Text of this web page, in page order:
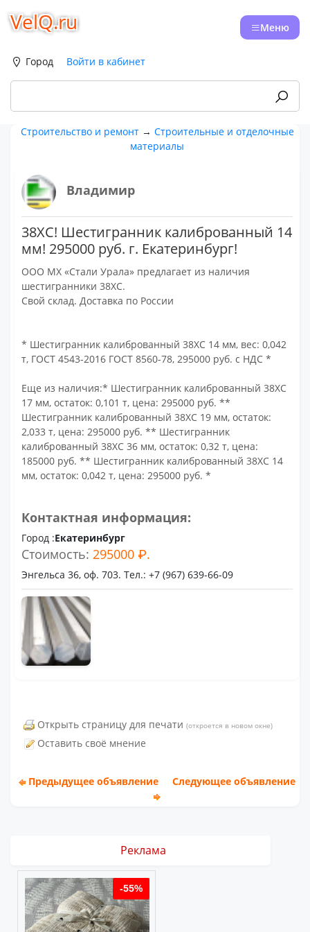
VelQ.ru Меню
Город Войти в кабинет
Строительство и ремонт→ Строительные и отделочные
материалы
Владимир
38ХС! Шестигранник калиброванный 14
мм! 295000 руб. г. Екатеринбург!
ООО МХ «Стали Урала» предлагает из наличия
шестигранники 38ХС.
Свой склад. Доставка по России
* Шестигранник калиброванный 38ХС 14 мм, вес: 0,042
т, ГОСТ 4543-2016 ГОСТ 8560-78, 295000 руб. с НДС *
Еще из наличия:* Шестигранник калиброванный 38ХС
17 мм, остаток: 0,101 т, цена: 295000 руб. **
Шестигранник калиброванный 38ХС 19 мм, остаток:
2,033 т, цена: 295000 руб. ** Шестигранник
калиброванный 38ХС 36 мм, остаток: 0,32 т, цена:
185000 руб. ** Шестигранник калиброванный 38ХС 14
мм, остаток: 0,042 т, цена: 295000 руб. *
Контактная информация:
Город :Екатеринбург
Стоимость:295000 ₽.
Энгельса 36, оф. 703. Тел.: +7 (967) 639-66-09
Открыть страницу для печати (откроется в новом окне)
Оставить своё мнение
Предыдущее объявление Следующее объявление
Реклама
-55%